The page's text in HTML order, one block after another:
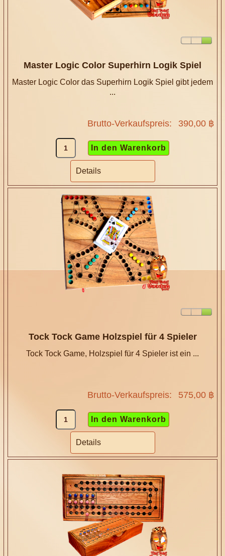
Master Logic Color Superhirn Logik Spiel
Master Logic Color das Superhirn Logik Spiel gibt jedem
...
Brutto-Verkaufspreis: 390,00 ฿
Details
Tock Tock Game Holzspiel für 4 Spieler
Tock Tock Game, Holzspiel für 4 Spieler ist ein ...
Brutto-Verkaufspreis: 575,00 ฿
Details